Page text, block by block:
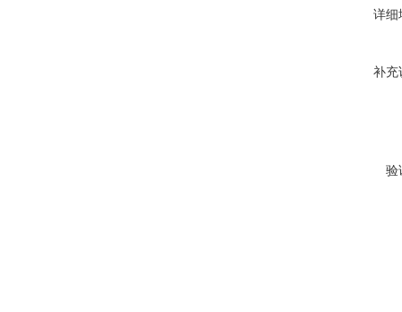
详细
补充
验